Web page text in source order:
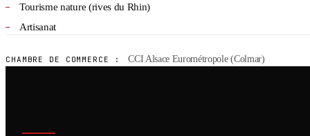
Tourisme nature (rives du Rhin)
Artisanat
CHAMBRE DE COMMERCE : CCI Alsace Eurométropole (Colmar)